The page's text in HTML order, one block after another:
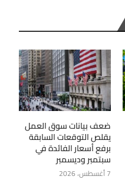
ضعف بيانات سوق العمل
يقلص التوقعات السابقة
برفع أسعار الفائدة في
سبتمبر وديسمبر
7 أغسطس، 2026